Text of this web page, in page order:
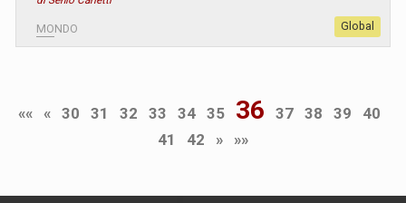
MONDO Global
«« « 30 31 32 33 34 35 36 37 38 39
40
41
42 » »»